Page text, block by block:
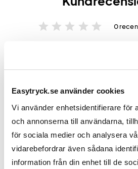
Easytryck.se använder cookies
Vi använder enhetsidentifierare för
och annonserna till användarna,
för sociala medier och analysera
vidarebefordrar även sådana
information från din enhet till de
star star star star star 0